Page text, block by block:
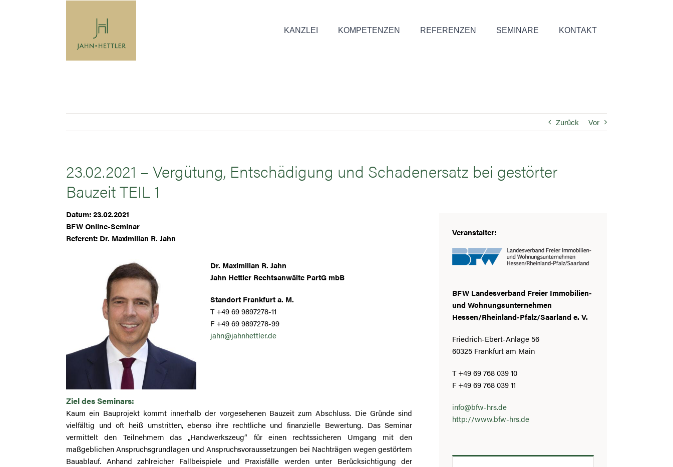
KANZLEI KOMPETENZEN REFERENZEN SEMINARE KONTAKT
Zurück Vor
23.02.2021 – Vergütung, Entschädigung und Schadenersatz bei gestörter
Bauzeit TEIL 1
Datum: 23.02.2021
BFW Online-Seminar
Referent: Dr. Maximilian R. Jahn
Dr. Maximilian R. Jahn
Jahn Hettler Rechtsanwälte PartG mbB
Standort Frankfurt a. M.
T +49 69 9897278-11
F +49 69 9897278-99
jahn@jahnhettler.de
Ziel des Seminars:
Kaum ein Bauprojekt kommt innerhalb der vorgesehenen Bauzeit zum Abschluss. Die Gründe sind
vielfältig und oft heiß umstritten, ebenso ihre rechtliche und finanzielle Bewertung. Das Seminar
vermittelt den Teilnehmern das „Handwerkszeug“ für einen rechtssicheren Umgang mit den
maßgeblichen Anspruchsgrundlagen und Anspruchsvoraussetzungen bei Nachträgen wegen gestörtem
Bauablauf. Anhand zahlreicher Fallbeispiele und Praxisfälle werden unter Berücksichtigung der
Veranstalter:
BFW Landesverband Freier Immobilien-
und Wohnungsunternehmen
Hessen/Rheinland-Pfalz/Saarland e. V.
Friedrich-Ebert-Anlage 56
60325 Frankfurt am Main
T +49 69 768 039 10
F +49 69 768 039 11
info@bfw-hrs.de
http://www.bfw-hrs.de